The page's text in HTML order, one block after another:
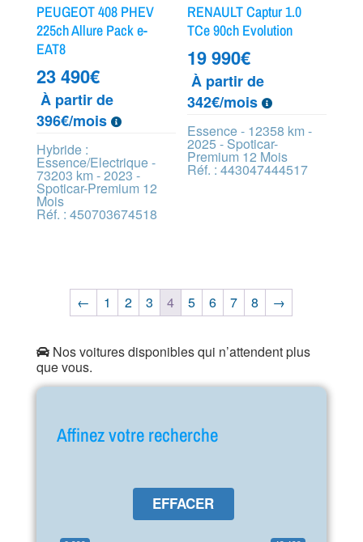
PEUGEOT 408 PHEV
225ch Allure Pack e-
EAT8
23 490€
À partir de
396€/mois
Hybride :
Essence/Electrique -
73203 km - 2023 -
Spoticar-Premium 12
Mois
Réf. : 450703674518
RENAULT Captur 1.0
TCe 90ch Evolution
19 990€
À partir de
342€/mois
Essence - 12358 km -
2025 - Spoticar-
Premium 12 Mois
Réf. : 443047444517
← 1 2 3 4 5 6 7 8 →
Nos voitures disponibles qui n’attendent plus
que vous.
Affinez votre recherche
EFFACER